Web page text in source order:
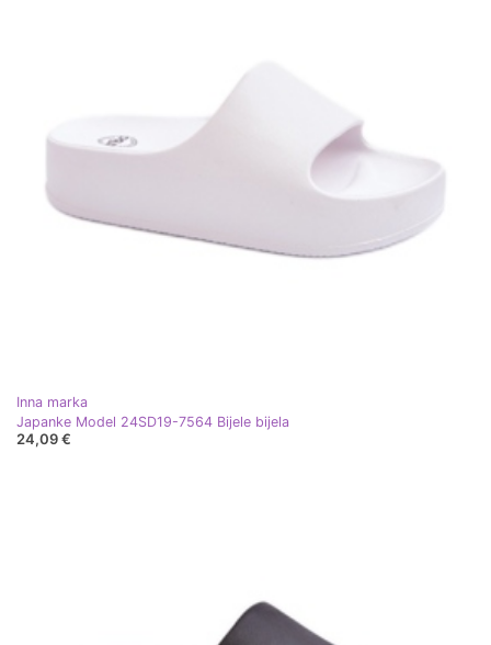
Inna marka
Japanke Model 24SD19-7564 Bijele bijela
24,09 €